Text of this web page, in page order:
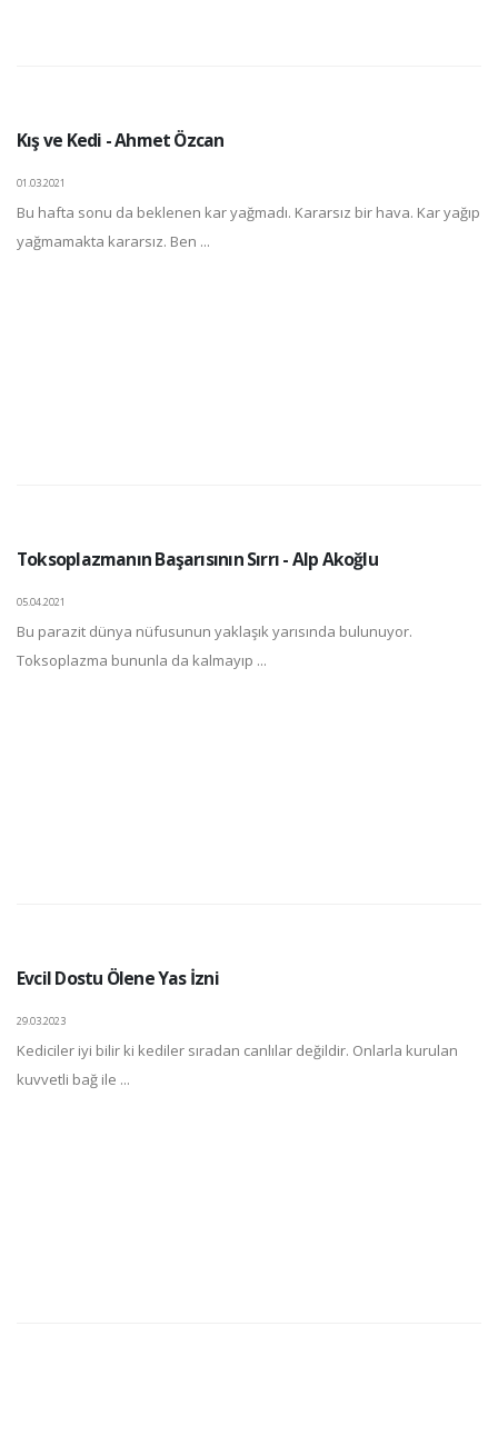
Kış ve Kedi - Ahmet Özcan
01.03.2021
Bu hafta sonu da beklenen kar yağmadı. Kararsız bir hava. Kar yağıp
yağmamakta kararsız. Ben ...
Toksoplazmanın Başarısının Sırrı - Alp Akoğlu
05.04.2021
Bu parazit dünya nüfusunun yaklaşık yarısında bulunuyor.
Toksoplazma bununla da kalmayıp ...
Evcil Dostu Ölene Yas İzni
29.03.2023
Kediciler iyi bilir ki kediler sıradan canlılar değildir. Onlarla kurulan
kuvvetli bağ ile ...